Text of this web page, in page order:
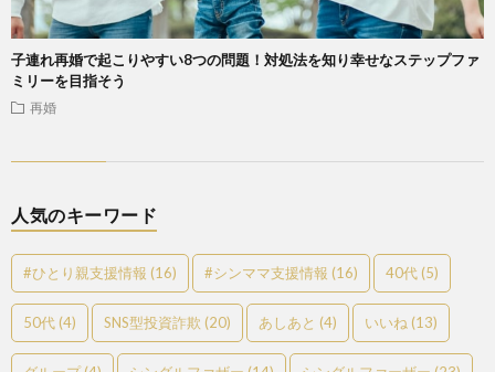
子連れ再婚で起こりやすい8つの問題！対処法を知り幸せなステップファ
ミリーを目指そう
再婚
人気のキーワード
#ひとり親支援情報 (16) #シンママ支援情報 (16) 40代 (5)
50代 (4) SNS型投資詐欺 (20) あしあと (4) いいね (13)